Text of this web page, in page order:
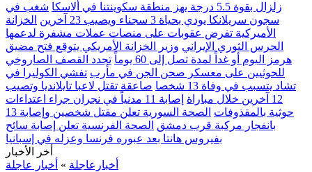
زلزال بقوة 5.5 درجة يهز منطقة سكوينتنا في ألاسكا
شغب في
سجون سريلانكا يودي بحياة 3 سجناء ويصيب 23 آخرين
الخزانة
الأميركية تفرض عقوبات على منصات عملات مشفرة لدعمها
الحرس الثوري الإيراني وزير الخزانة الأمريكي يتوقع فتح مضيق
هرمز اليوم أو غداً لمدة تصل إلى 60 يوماً
تجدد القصف الصاروخي
للحوثيين على معسكر صحن الجن في مأرب تفشي الكوليرا في
تشاد يتسبب في وفاة 13 شخصا
صاعقة تقتل لاعبا تايلانديا وتصيب
12 آخرين خلال مباراة
إصابة 11 مدنياً في نجران جراء اعتداءات
حوثية بالمقذوفات
الصحة السورية تعلن مقتل شخصين وإصابة 13
بانفجار مركبة قرب دمشق الصحة الفرنسية تعلن إصابة سائح
بفيروس هانتا بعد عبوره فرنسا وعزله في إسبانيا
أخر الأخبار
أخبارعاجلة » أخبار عاجلة